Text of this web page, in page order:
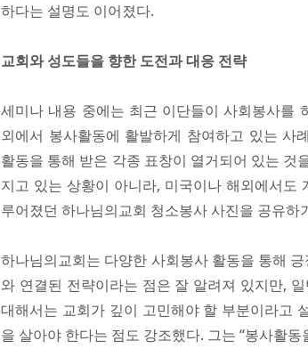
하다는 설명도 이어졌다.
교회와 성도들을 향한 도전과 대응 전략
세미나 내용 중에는 최근 이단들이 사회봉사를
외에서 봉사활동에 활발하게 참여하고 있는 사
활동을 통해 받은 각종 표창이 열거되어 있는 것
지고 있는 상황이 아니라, 미국이나 해외에서도
루어졌던 하나님의교회 청소봉사 사진을 공유하
하나님의교회는 다양한 사회봉사 활동을 통해
와 연결된 전략이라는 점은 잘 알려져 있지만,
대해서는 교회가 깊이 고민해야 할 부분이라고
을 살아야 한다는 점도 강조했다. 그는 “봉사활